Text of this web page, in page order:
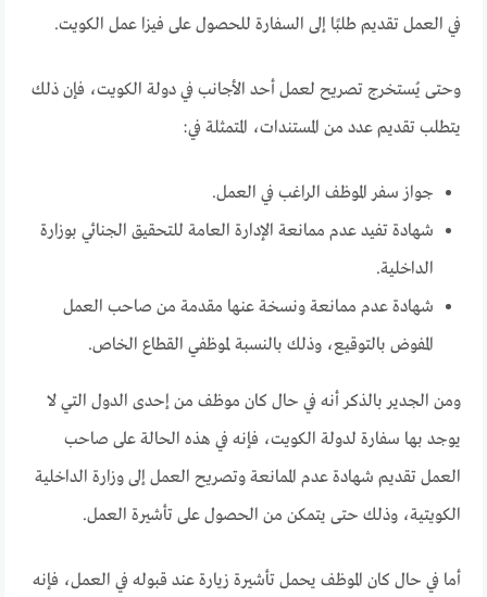
في العمل تقديم طلبًا إلى السفارة للحصول على فيزا عمل الكويت.
وحتى يُستخرج تصريح لعمل أحد الأجانب في دولة الكويت، فإن ذلك
يتطلب تقديم عدد من المستندات، المتمثلة في:
جواز سفر الموظف الراغب في العمل.
شهادة تفيد عدم ممانعة الإدارة العامة للتحقيق الجنائي بوزارة
الداخلية.
شهادة عدم ممانعة ونسخة عنها مقدمة من صاحب العمل
المفوض بالتوقيع، وذلك بالنسبة لموظفي القطاع الخاص.
ومن الجدير بالذكر أنه في حال كان موظف من إحدى الدول التي لا
يوجد بها سفارة لدولة الكويت، فإنه في هذه الحالة على صاحب
العمل تقديم شهادة عدم الممانعة وتصريح العمل إلى وزارة الداخلية
الكويتية، وذلك حتى يتمكن من الحصول على تأشيرة العمل.
أما في حال كان الموظف يحمل تأشيرة زيارة عند قبوله في العمل، فإنه